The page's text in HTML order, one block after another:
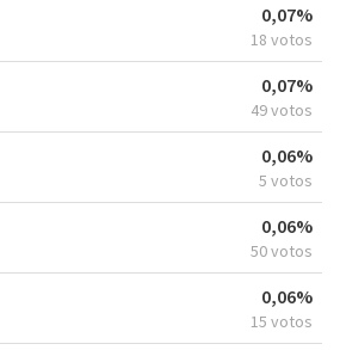
0,07%
18 votos
0,07%
49 votos
0,06%
5 votos
0,06%
50 votos
0,06%
15 votos